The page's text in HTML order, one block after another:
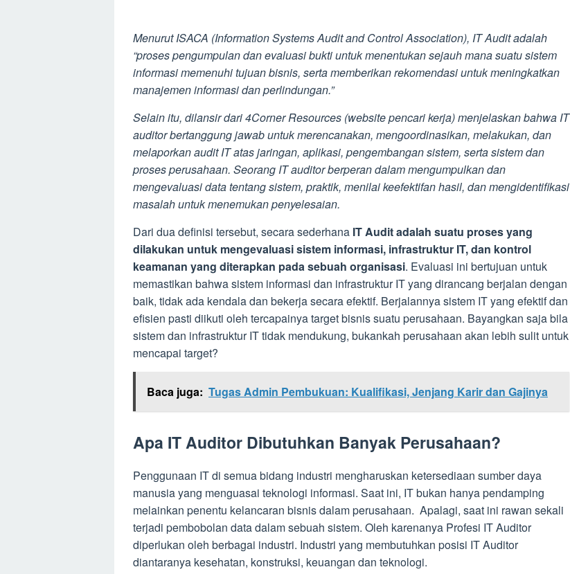
Menurut ISACA (Information Systems Audit and Control Association), IT Audit adalah
“proses pengumpulan dan evaluasi bukti untuk menentukan sejauh mana suatu sistem
informasi memenuhi tujuan bisnis, serta memberikan rekomendasi untuk meningkatkan
manajemen informasi dan perlindungan.”
Selain itu, dilansir dari 4Corner Resources (website pencari kerja) menjelaskan bahwa IT
auditor bertanggung jawab untuk merencanakan, mengoordinasikan, melakukan, dan
melaporkan audit IT atas jaringan, aplikasi, pengembangan sistem, serta sistem dan
proses perusahaan. Seorang IT auditor berperan dalam mengumpulkan dan
mengevaluasi data tentang sistem, praktik, menilai keefektifan hasil, dan mengidentifikasi
masalah untuk menemukan penyelesaian.
Dari dua definisi tersebut, secara sederhana IT Audit adalah suatu proses yang
dilakukan untuk mengevaluasi sistem informasi, infrastruktur IT, dan kontrol
keamanan yang diterapkan pada sebuah organisasi. Evaluasi ini bertujuan untuk
memastikan bahwa sistem informasi dan infrastruktur IT yang dirancang berjalan dengan
baik, tidak ada kendala dan bekerja secara efektif. Berjalannya sistem IT yang efektif dan
efisien pasti diikuti oleh tercapainya target bisnis suatu perusahaan. Bayangkan saja bila
sistem dan infrastruktur IT tidak mendukung, bukankah perusahaan akan lebih sulit untuk
mencapai target?
Baca juga: Tugas Admin Pembukuan: Kualifikasi, Jenjang Karir dan Gajinya
Apa IT Auditor Dibutuhkan Banyak Perusahaan?
Penggunaan IT di semua bidang industri mengharuskan ketersediaan sumber daya
manusia yang menguasai teknologi informasi. Saat ini, IT bukan hanya pendamping
melainkan penentu kelancaran bisnis dalam perusahaan. Apalagi, saat ini rawan sekali
terjadi pembobolan data dalam sebuah sistem. Oleh karenanya Profesi IT Auditor
diperlukan oleh berbagai industri. Industri yang membutuhkan posisi IT Auditor
diantaranya kesehatan, konstruksi, keuangan dan teknologi.